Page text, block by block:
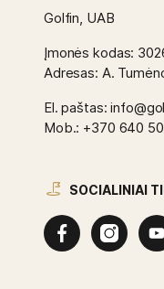
Golfin, UAB
Įmonės kodas:
Adresas: A.
El. paštas:
Mob.: +370 640
SOCIALINIAI